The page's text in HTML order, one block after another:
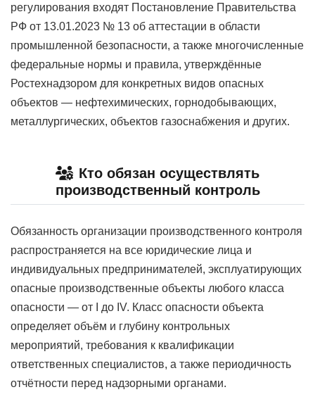
регулирования входят Постановление Правительства
РФ от 13.01.2023 № 13 об аттестации в области
промышленной безопасности, а также многочисленные
федеральные нормы и правила, утверждённые
Ростехнадзором для конкретных видов опасных
объектов — нефтехимических, горнодобывающих,
металлургических, объектов газоснабжения и других.
Кто обязан осуществлять
производственный контроль
Обязанность организации производственного контроля
распространяется на все юридические лица и
индивидуальных предпринимателей, эксплуатирующих
опасные производственные объекты любого класса
опасности — от I до IV. Класс опасности объекта
определяет объём и глубину контрольных
мероприятий, требования к квалификации
ответственных специалистов, а также периодичность
отчётности перед надзорными органами.